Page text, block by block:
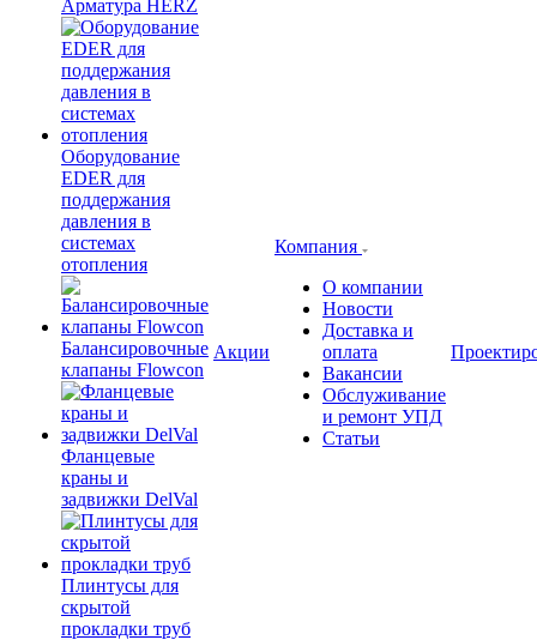
Арматура HERZ
Оборудование
EDER для
поддержания
давления в
системах
отопления
Балансировочные
клапаны Flowcon
Фланцевые
краны и
задвижки DelVal
Плинтусы для
скрытой
прокладки труб
Акции
Компания
О компании
Новости
Доставка и
оплата
Вакансии
Обслуживание
и ремонт УПД
Статьи